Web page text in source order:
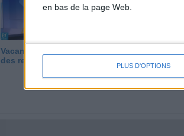
en bas de la page Web.
PLUS D'OPTIONS
Vacances : que faire
des restes du frigo ?
test